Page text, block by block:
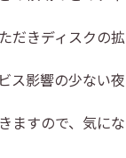
だきディスクの拡
ス影響の少ない夜
ますので、気にな